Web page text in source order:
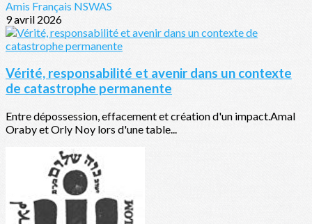
Amis Français NSWAS
9 avril 2026
Vérité, responsabilité et avenir dans un contexte
de catastrophe permanente
Entre dépossession, effacement et création d'un impact.Amal
Oraby et Orly Noy lors d'une table...